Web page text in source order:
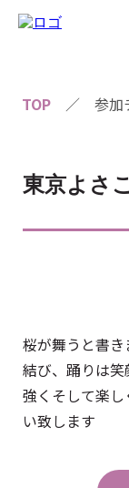
TOP ／ 参加
東京よさ
桜が舞うと書
結び、踊りは
強くそして楽
い致します